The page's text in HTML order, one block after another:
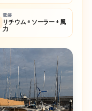
電装
リチウム + ソーラー + 風
力